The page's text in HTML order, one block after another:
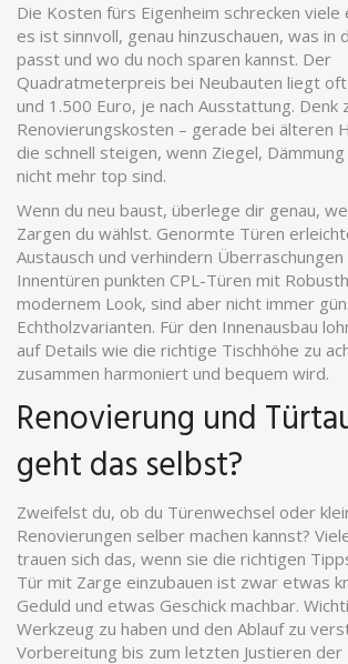
Die Kosten fürs Eigenheim schrecken viele
es ist sinnvoll, genau hinzuschauen, was in
passt und wo du noch sparen kannst. Der
Quadratmeterpreis bei Neubauten liegt
und 1.500 Euro, je nach Ausstattung. Denk
Renovierungskosten – gerade bei älteren
die schnell steigen, wenn Ziegel,
nicht mehr top sind.
Wenn du neu baust, überlege dir genau,
Zargen du wählst. Genormte Türen
Austausch und verhindern Überraschungen
Innentüren punkten CPL-Türen mit
modernem Look, sind aber nicht immer
Echtholzvarianten. Für den Innenausbau
auf Details wie die richtige Tischhöhe zu
zusammen harmoniert und bequem wird.
Renovierung und
geht das selbst?
Zweifelst du, ob du Türenwechsel oder
Renovierungen selber machen kannst?
trauen sich das, wenn sie die richtigen
Tür mit Zarge einzubauen ist zwar etwas
Geduld und etwas Geschick machbar.
Werkzeug zu haben und den Ablauf zu
Vorbereitung bis zum letzten Justieren der